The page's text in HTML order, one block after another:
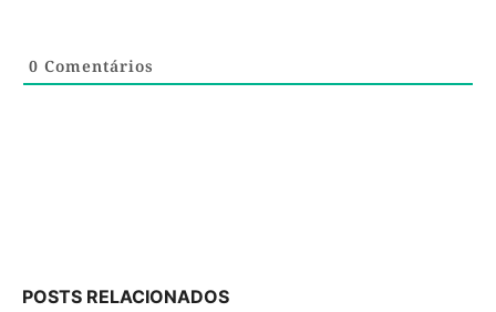
0 Comentários
POSTS RELACIONADOS